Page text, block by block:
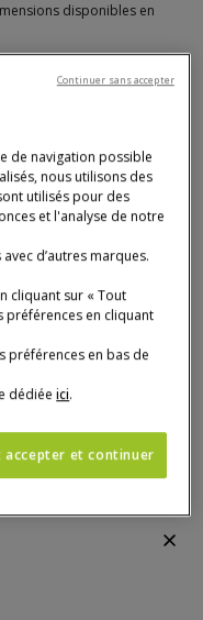
disponibles en
hors Corse (tarifs en
déco en option.
de navigation possible
nous utilisons des
utilisés pour des
et l'analyse de notre
d’autres marques.
cliquant sur « Tout
préférences en cliquant
préférences en bas de
dédiéeici.
accepter et continuer
Continuer sans accepter